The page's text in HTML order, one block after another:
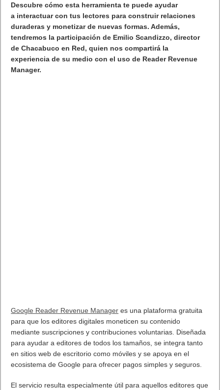
Descubre cómo esta herramienta te puede ayudar
a interactuar con tus lectores paraconstruir relaciones
duraderas y monetizarde nuevas formas. Además,
tendremos la participación de Emilio Scandizzo, director
deChacabuco en Red, quien nos compartirá la
experiencia de su medio con el uso de Reader Revenue
Manager.
Google Reader Revenue Manager es una plataforma gratuita
para que los editores digitales moneticen su contenido
mediante suscripciones y contribuciones voluntarias. Diseñada
para ayudar a editores de todos los tamaños, se integra tanto
en sitios web de escritorio como móviles y se apoya en el
ecosistema de Google para ofrecer pagos simples y seguros.
El servicio resulta especialmente útil para aquellos editores que